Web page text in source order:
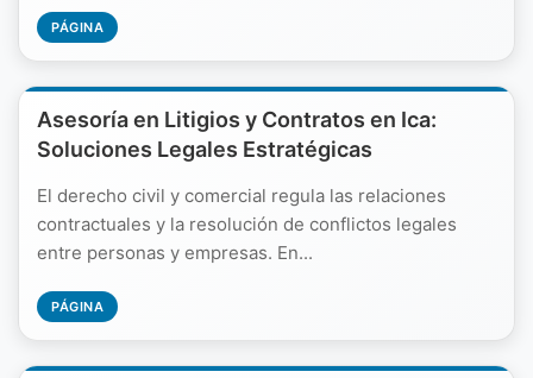
PÁGINA
Asesoría en Litigios y Contratos en Ica:
Soluciones Legales Estratégicas
El derecho civil y comercial regula las relaciones
contractuales y la resolución de conflictos legales
entre personas y empresas. En...
PÁGINA